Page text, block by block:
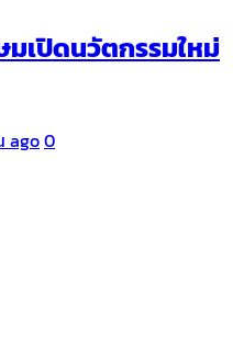
เปิดนวัตกรรมใหม่
ago0